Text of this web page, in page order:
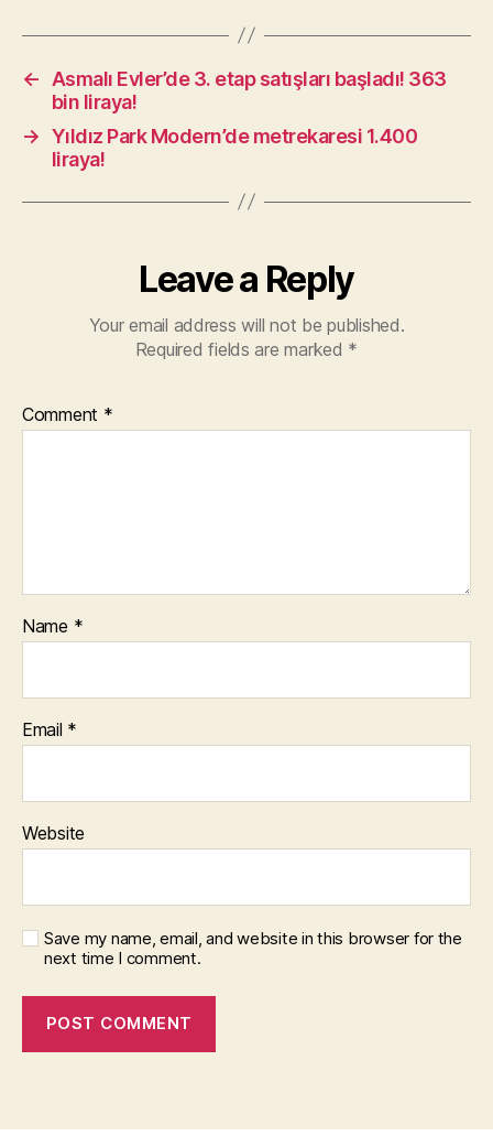
←
Asmalı Evler’de 3. etap satışları başladı! 363
bin liraya!
→ Yıldız Park Modern’de metrekaresi 1.400
liraya!
Leave a Reply
Your email address will not be published.
Required fields are marked *
Comment *
Name *
Email *
Website
Save my name, email, and website in this browser for the
next time I comment.